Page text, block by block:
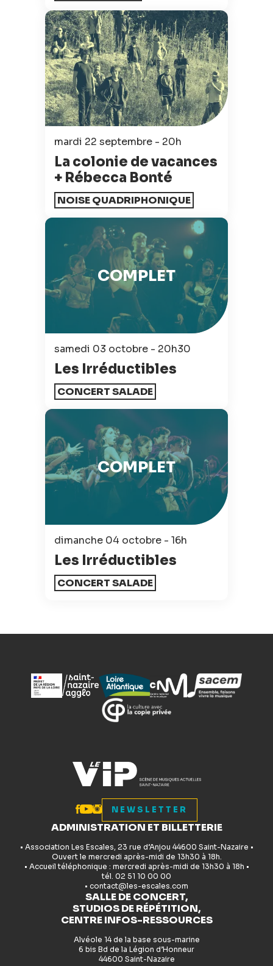
mardi 22 septembre - 20h
La colonie de vacances
+ Rébecca Bonté
NOISE QUADRIPHONIQUE
samedi 03 octobre - 20h30
Les Irréductibles
CONCERT SALADE
COMPLET
dimanche 04 octobre - 16h
Les Irréductibles
CONCERT SALADE
COMPLET
NEWSLETTER
ADMINISTRATION ET BILLETTERIE
• Association Les Escales, 23 rue d’Anjou 44600 Saint-Nazaire •
Ouvert le mercredi après-midi de 13h30 à 18h.
• Accueil téléphonique : mercredi après-midi de 13h30 à 18h •
tél. 02 51 10 00 00
• contact@les-escales.com
SALLE DE CONCERT,
STUDIOS DE RÉPÉTITION,
CENTRE INFOS-RESSOURCES
Alvéole 14 de la base sous-marine
6 bis Bd de la Légion d’Honneur
44600 Saint-Nazaire